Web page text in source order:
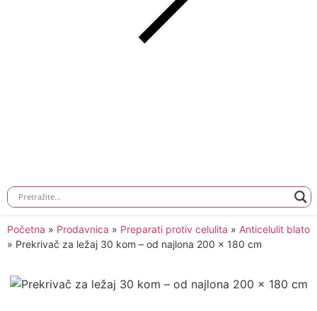
Početna » Prodavnica » Preparati protiv celulita » Anticelulit blato
» Prekrivač za ležaj 30 kom – od najlona 200 x 180 cm